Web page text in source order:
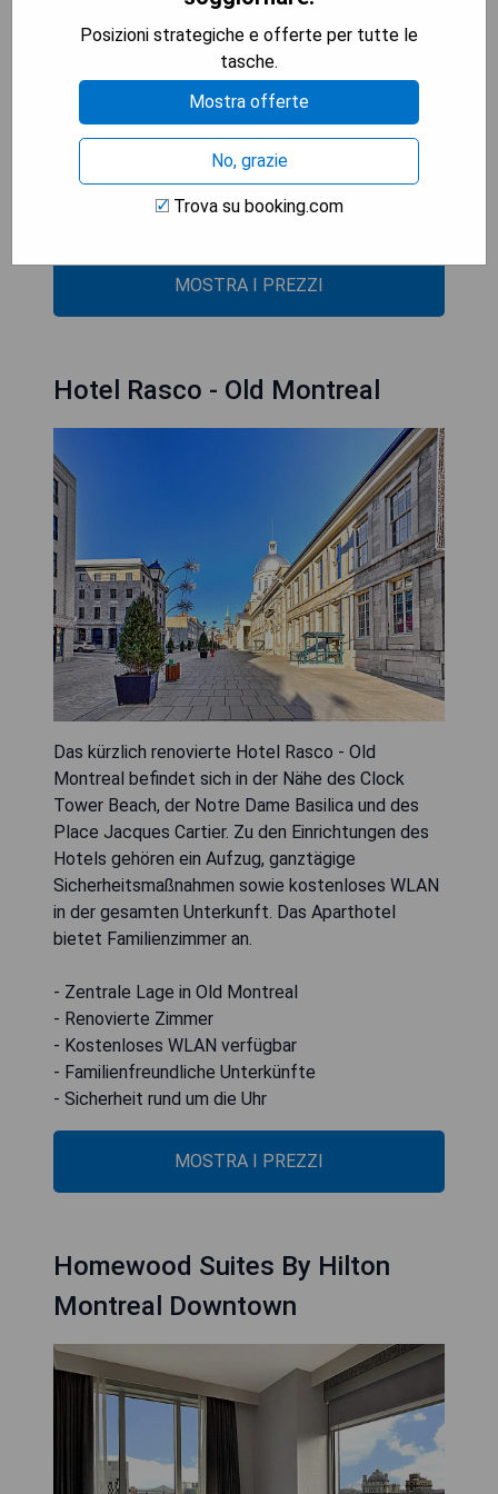
Kongresszentrum sind weniger als 10 Gehminuten
entfernt.
- Panoramablick vom Außenbereich
- Zentrale Lage in der Nähe öffentlicher
Verkehrsmittel
- Schallisolierte Zimmer für ruhige Nächte
- Kostenloses WLAN im gesamten Hotel
MOSTRA I PREZZI
Hotel Rasco - Old Montreal
Das kürzlich renovierte Hotel Rasco - Old
Montreal befindet sich in der Nähe des Clock
Tower Beach, der Notre Dame Basilica und des
Place Jacques Cartier. Zu den Einrichtungen des
Hotels gehören ein Aufzug, ganztägige
Sicherheitsmaßnahmen sowie kostenloses WLAN
in der gesamten Unterkunft. Das Aparthotel
bietet Familienzimmer an.
- Zentrale Lage in Old Montreal
- Renovierte Zimmer
- Kostenloses WLAN verfügbar
- Familienfreundliche Unterkünfte
- Sicherheit rund um die Uhr
MOSTRA I PREZZI
Homewood Suites By Hilton
Montreal Downtown
Posizioni strategiche e offerte per tutte le
tasche.
Mostra offerte
No, grazie
Trova su booking.com